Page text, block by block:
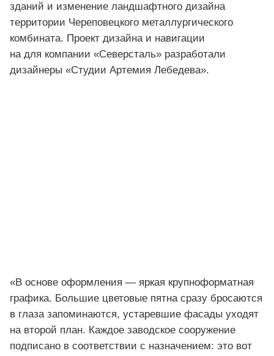
зданий и изменение ландшафтного дизайна
территории Череповецкого металлургического
комбината. Проект дизайна и навигации
на для компании «Северсталь» разработали
дизайнеры «Студии Артемия Лебедева».
«В основе оформления — яркая крупноформатная
графика. Большие цветовые пятна сразу бросаются
в глаза запоминаются, устаревшие фасады уходят
на второй план. Каждое заводское сооружение
подписано в соответствии с назначением: это вот